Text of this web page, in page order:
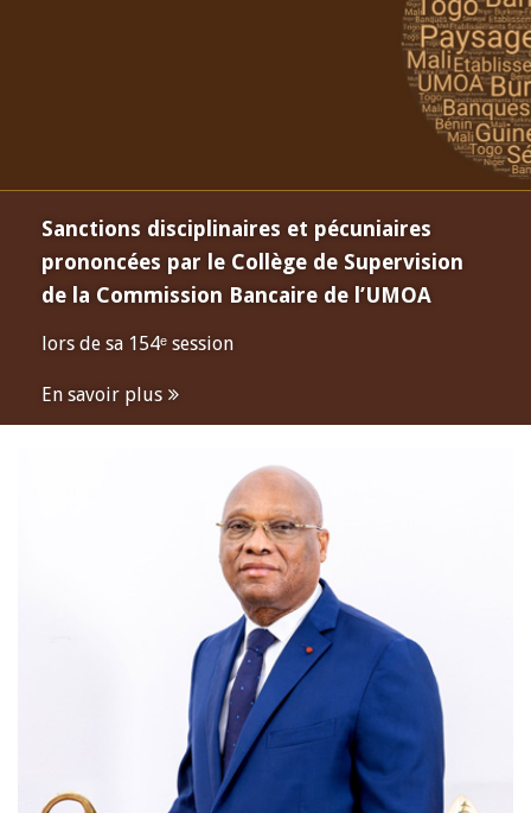
Sanctions disciplinaires et pécuniaires
prononcées par le Collège de Supervision
de la Commission Bancaire de l’UMOA
lors de sa 154ᵉ session
En savoir plus